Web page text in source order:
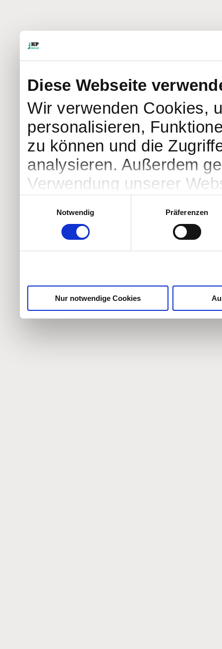
Diese Webseite
Wir verwenden Cookies,
personalisieren,
zu können und die
analysieren. Außerdem
Verwendung unserer
Partner führen diese
weiteren Daten
Notwendig
Präferenzen
Nur notwendige Cookies